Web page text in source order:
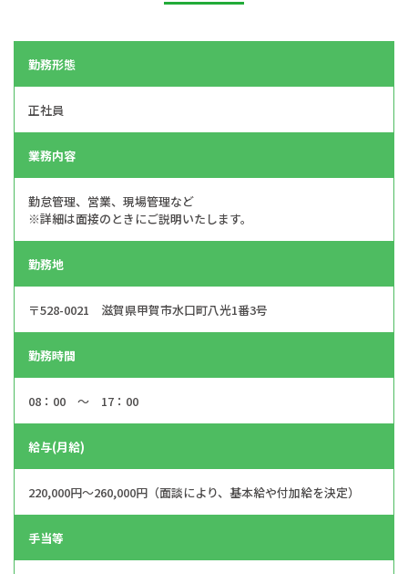
勤務形態
正社員
業務内容
勤怠管理、営業、現場管理など
※詳細は面接のときにご説明いたします。
勤務地
〒528-0021 滋賀県甲賀市水口町八光1番3号
勤務時間
08：00 ～ 17：00
給与(月給)
220,000円～260,000円（面談により、基本給や付加給を決定）
手当等